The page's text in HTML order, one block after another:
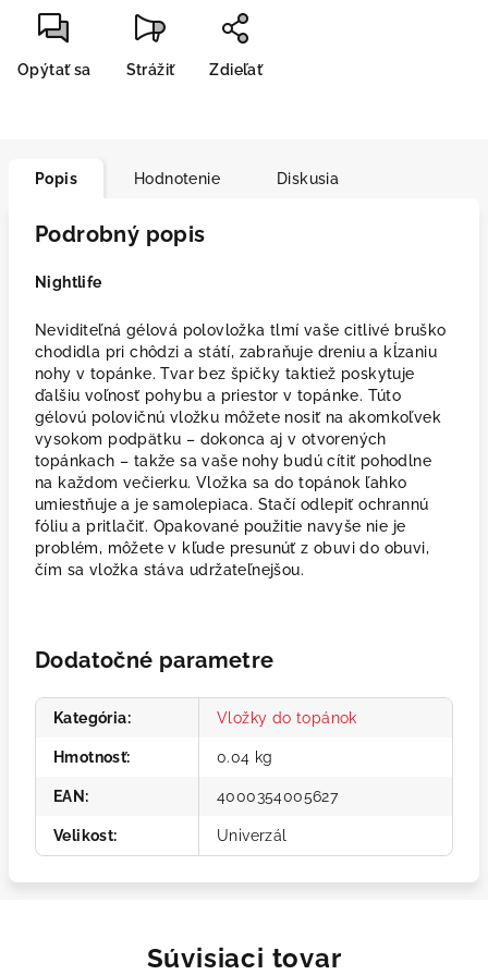
Opýtať sa Strážiť Zdieľať
Popis Hodnotenie Diskusia
Podrobný popis
Nightlife
Neviditeľná gélová polovložka tlmí vaše citlivé bruško
chodidla pri chôdzi a státí, zabraňuje dreniu a kĺzaniu
nohy v topánke. Tvar bez špičky taktiež poskytuje
ďalšiu voľnosť pohybu a priestor v topánke. Túto
gélovú polovičnú vložku môžete nosiť na akomkoľvek
vysokom podpätku – dokonca aj v otvorených
topánkach – takže sa vaše nohy budú cítiť pohodlne
na každom večierku. Vložka sa do topánok ľahko
umiestňuje a je samolepiaca. Stačí odlepiť ochrannú
fóliu a pritlačiť. Opakované použitie navyše nie je
problém, môžete v kľude presunúť z obuvi do obuvi,
čím sa vložka stáva udržateľnejšou.
Dodatočné parametre
Kategória: Vložky do topánok
Hmotnosť: 0.04 kg
EAN : 4000354005627
Velikost: Univerzál
Súvisiaci tovar